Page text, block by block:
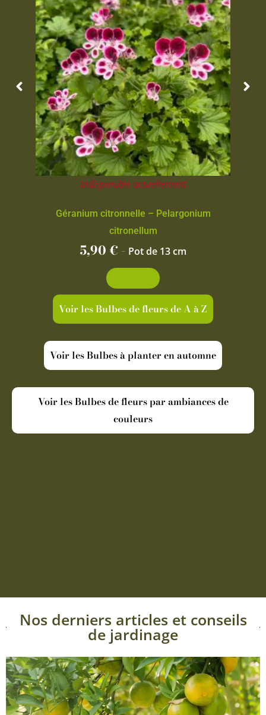
Indisponible actuellement
Géranium citronnelle – Pelargonium
citronellum
5,90€ - Pot de 13 cm
Voir les Bulbes de fleurs de A à Z
Voir les Bulbes à planter en automne
Voir les Bulbes de fleurs par ambiances de
couleurs
Nos derniers articles et conseils
de jardinage